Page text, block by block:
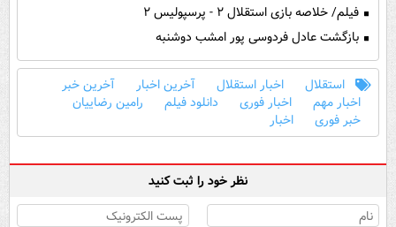
فیلم/ خلاصه بازی استقلال ۲ - پرسپولیس ۲
بازگشت عادل فردوسی پور امشب دوشنبه
استقلال اخبار استقلال آخرین اخبار
آخرین خبر
اخبار مهم
اخبار فوری دانلود فیلم
رامین رضاییان
خبر فوری
اخبار
نظر خود را ثبت کنید